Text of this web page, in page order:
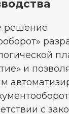
решение
и
с